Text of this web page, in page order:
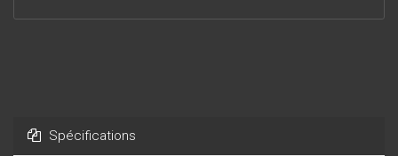
annoncent déjà la renaissance qui s’épanouira dans les
dans celui de l’image et de l’illustration, qui légitimera la
littérature italienne pour la jeunesse au niveau mondial.
Spécifications